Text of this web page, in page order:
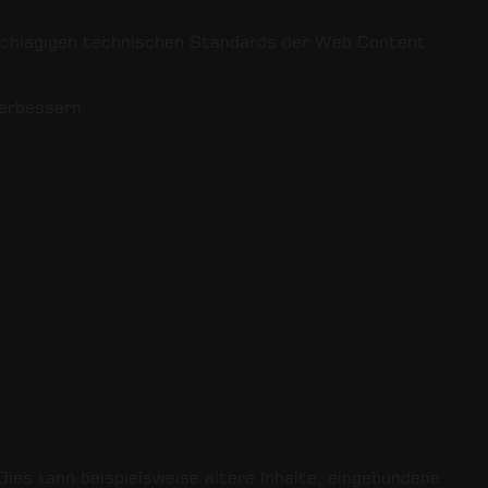
kann beispielsweise ältere Inhalte, eingebundene